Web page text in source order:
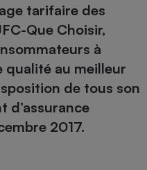
tarifaire des
Que Choisir,
à
qualité au meilleur
de tous son
d’assurance
2017.